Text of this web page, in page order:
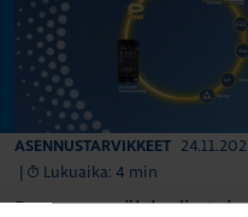
ASENNUSTARVIKKEET
|
Lukuaika: 4 min
Domovea – älykodin